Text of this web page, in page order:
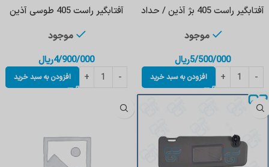
آفتابگیر راست 405 بژ آذین / حداد
موجود
5/500/000ریال
افزودن به سبد خرید
آفتابگیر راست 405 طوسی آذین
موجود
4/900/000ریال
افزودن به سبد خرید